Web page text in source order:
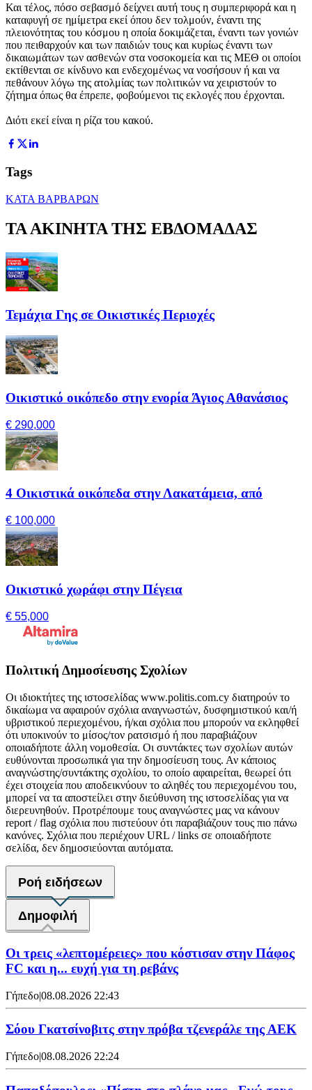
Και τέλος, πόσο σεβασμό δείχνει αυτή τους η συμπεριφορά και η
καταφυγή σε ημίμετρα εκεί όπου δεν τολμούν, έναντι της
πλειονότητας του κόσμου η οποία δοκιμάζεται, έναντι των γονιών
που πειθαρχούν και των παιδιών τους και κυρίως έναντι των
δικαιωμάτων των ασθενών στα νοσοκομεία και τις ΜΕΘ οι οποίοι
εκτίθενται σε κίνδυνο και ενδεχομένως να νοσήσουν ή και να
πεθάνουν λόγω της ατολμίας των πολιτικών να χειριστούν το
ζήτημα όπως θα έπρεπε, φοβούμενοι τις εκλογές που έρχονται.
Διότι εκεί είναι η ρίζα του κακού.
Tags
ΚΑΤΑ ΒΑΡΒΑΡΩΝ
ΤΑ ΑΚΙΝΗΤΑ ΤΗΣ ΕΒΔΟΜΑΔΑΣ
Τεμάχια Γης σε Οικιστικές Περιοχές
Οικιστικό οικόπεδο στην ενορία Άγιος Αθανάσιος
€ 290,000
4 Οικιστικά οικόπεδα στην Λακατάμεια, από
€ 100,000
Οικιστικό χωράφι στην Πέγεια
€ 55,000
Πολιτική Δημοσίευσης Σχολίων
Οι ιδιοκτήτες της ιστοσελίδας www.politis.com.cy διατηρούν το
δικαίωμα να αφαιρούν σχόλια αναγνωστών, δυσφημιστικού και/ή
υβριστικού περιεχομένου, ή/και σχόλια που μπορούν να εκληφθεί
ότι υποκινούν το μίσος/τον ρατσισμό ή που παραβιάζουν
οποιαδήποτε άλλη νομοθεσία. Οι συντάκτες των σχολίων αυτών
ευθύνονται προσωπικά για την δημοσίευση τους. Αν κάποιος
αναγνώστης/συντάκτης σχολίου, το οποίο αφαιρείται, θεωρεί ότι
έχει στοιχεία που αποδεικνύουν το αληθές του περιεχομένου του,
μπορεί να τα αποστείλει στην διεύθυνση της ιστοσελίδας για να
διερευνηθούν. Προτρέπουμε τους αναγνώστες μας να κάνουν
report / flag σχόλια που πιστεύουν ότι παραβιάζουν τους πιο πάνω
κανόνες. Σχόλια που περιέχουν URL / links σε οποιαδήποτε
σελίδα, δεν δημοσιεύονται αυτόματα.
Ροή ειδήσεων
Δημοφιλή
Οι τρεις «λεπτομέρειες» που κόστισαν στην Πάφος
FC και η... ευχή για τη ρεβάνς
Γήπεδο|08.08.2026 22:43
Σόου Γκατσίνοβιτς στην πρόβα τζενεράλε της ΑΕΚ
Γήπεδο|08.08.2026 22:24